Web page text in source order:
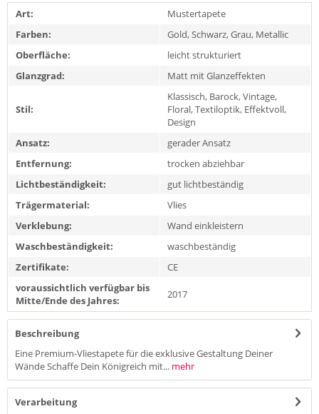
Art:
Mustertapete
Farben:
Gold, Schwarz, Grau, Metallic
Oberfläche:
leicht strukturiert
Glanzgrad:
Matt mit Glanzeffekten
Stil:
Klassisch, Barock, Vintage,
Floral, Textiloptik, Effektvoll,
Design
Ansatz:
gerader Ansatz
Entfernung:
trocken abziehbar
Lichtbeständigkeit:
gut lichtbeständig
Trägermaterial:
Vlies
Verklebung:
Wand einkleistern
Waschbeständigkeit:
waschbeständig
Zertifikate:
CE
voraussichtlich verfügbar bis
Mitte/Ende des Jahres:
2017
Beschreibung
Eine Premium-Vliestapete für die exklusive Gestaltung Deiner
Wände Schaffe Dein Königreich mit... mehr
Verarbeitung